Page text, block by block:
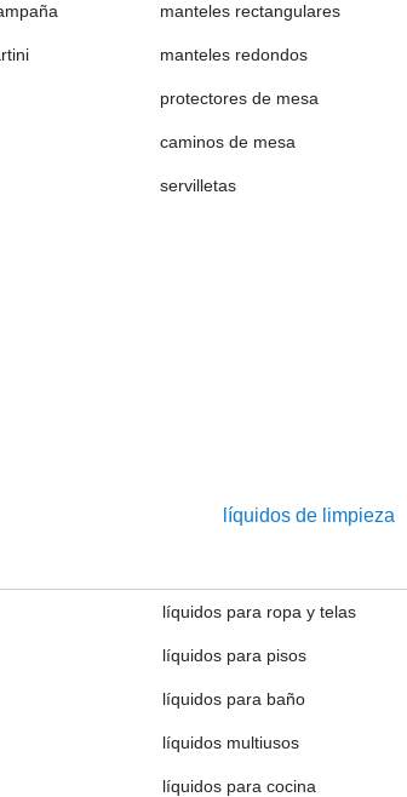
manteles rectangulares
manteles redondos
protectores de mesa
caminos de mesa
servilletas
líquidos de limpieza
líquidos para ropa y telas
líquidos para pisos
líquidos para baño
líquidos multiusos
líquidos para cocina